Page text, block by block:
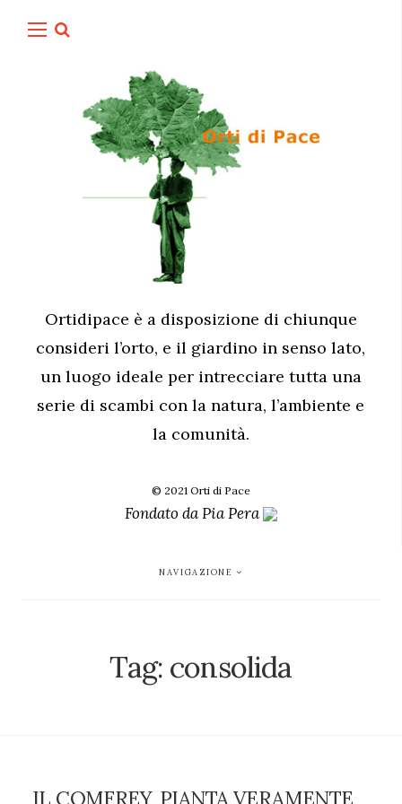
Ortidipace è a disposizione di chiunque
consideri l’orto, e il giardino in senso lato,
un luogo ideale per intrecciare tutta una
serie di scambi con la natura, l’ambiente e
la comunità.
© 2021 Orti di Pace
Fondato daPia Pera
NAVIGAZIONE
Tag: consolida
IL COMFREY, PIANTA VERAMENTE